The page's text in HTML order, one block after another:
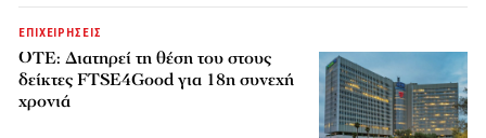
ΕΠΙΧΕΙΡΗΣΕΙΣ
ΟΤΕ: Διατηρεί τη θέση του στους
δείκτες FTSE4Good για 18η συνεχή
χρονιά